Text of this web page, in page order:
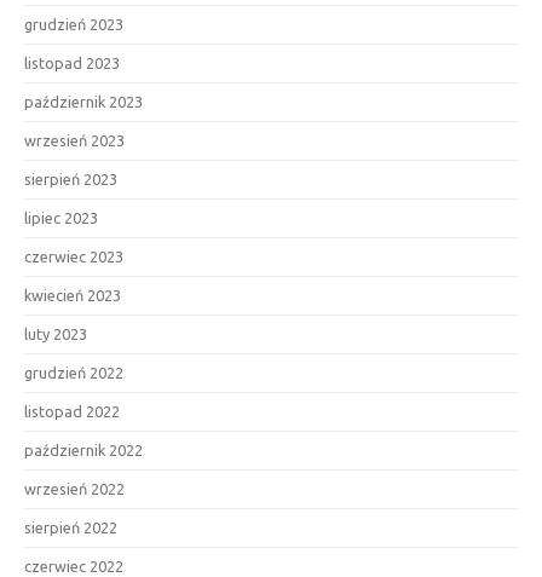
grudzień 2023
listopad 2023
październik 2023
wrzesień 2023
sierpień 2023
lipiec 2023
czerwiec 2023
kwiecień 2023
luty 2023
grudzień 2022
listopad 2022
październik 2022
wrzesień 2022
sierpień 2022
czerwiec 2022